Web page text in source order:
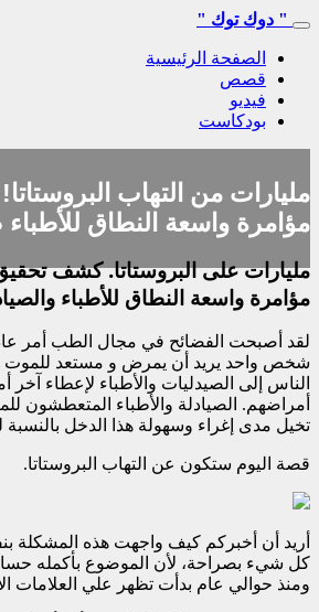
" دوك توك "
الصفحة الرئيسية
قصص
فيديو
بودكاست
مليارات من التهاب
مؤامرة واسعة النطاق
مليارات على البروستاتا. كشف
مؤامرة واسعة النطاق للأطباء
لقد أصبحت الفضائح في مجال الطب أمر
شخص واحد يريد أن يمرض و مستعد للموت
الناس إلى الصيدليات والأطباء لإعطاء آخر
أمراضهم. الصيادلة والأطباء المتعطشون
تخيل مدى إغراء وسهولة هذا الدخل بالنسبة
قصة اليوم ستكون عن التهاب البروستاتا.
أريد أن أخبركم كيف واجهت هذه المشكلة
ومنذ حوالي عام بدأت تظهر علي العلامات